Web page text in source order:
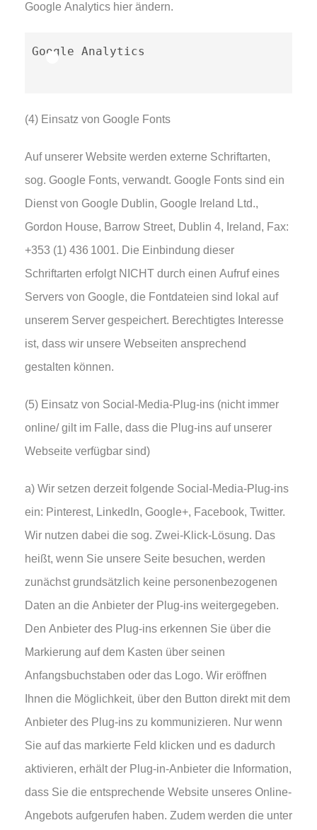
Google Analytics hier ändern.
Google Analytics
(4) Einsatz von Google Fonts
Auf unserer Website werden externe Schriftarten,
sog. Google Fonts, verwandt. Google Fonts sind ein
Dienst von Google Dublin, Google Ireland Ltd.,
Gordon House, Barrow Street, Dublin 4, Ireland, Fax:
+353 (1) 436 1001. Die Einbindung dieser
Schriftarten erfolgt NICHT durch einen Aufruf eines
Servers von Google, die Fontdateien sind lokal auf
unserem Server gespeichert. Berechtigtes Interesse
ist, dass wir unsere Webseiten ansprechend
gestalten können.
(5) Einsatz von Social-Media-Plug-ins (nicht immer
online/ gilt im Falle, dass die Plug-ins auf unserer
Webseite verfügbar sind)
a) Wir setzen derzeit folgende Social-Media-Plug-ins
ein: Pinterest, LinkedIn, Google+, Facebook, Twitter.
Wir nutzen dabei die sog. Zwei-Klick-Lösung. Das
heißt, wenn Sie unsere Seite besuchen, werden
zunächst grundsätzlich keine personenbezogenen
Daten an die Anbieter der Plug-ins weitergegeben.
Den Anbieter des Plug-ins erkennen Sie über die
Markierung auf dem Kasten über seinen
Anfangsbuchstaben oder das Logo. Wir eröffnen
Ihnen die Möglichkeit, über den Button direkt mit dem
Anbieter des Plug-ins zu kommunizieren. Nur wenn
Sie auf das markierte Feld klicken und es dadurch
aktivieren, erhält der Plug-in-Anbieter die Information,
dass Sie die entsprechende Website unseres Online-
Angebots aufgerufen haben. Zudem werden die unter